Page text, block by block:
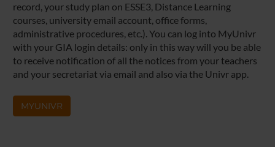
record, your study plan on ESSE3, Distance Learning
courses, university email account, office forms,
administrative procedures, etc.). You can log into MyUnivr
with your GIA login details: only in this way will you be able
to receive notification of all the notices from your teachers
and your secretariat via email and also via the Univr app.
MYUNIVR